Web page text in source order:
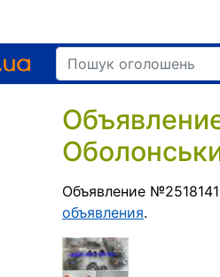
Объявление
объявления.